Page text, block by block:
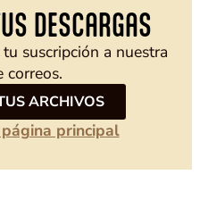
DESCARGAS
suscripción a nuestra
correos.
ARCHIVOS
principal